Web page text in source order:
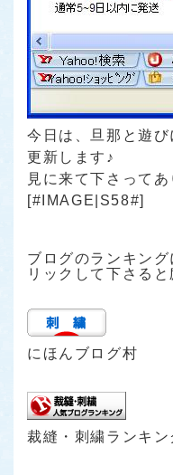
今日は、旦那と遊
更新します♪
見に来て下さって
[#IMAGE|S58#]
ブログのランキン
リックして下さる
にほんブログ村
裁縫・刺繍ランキン